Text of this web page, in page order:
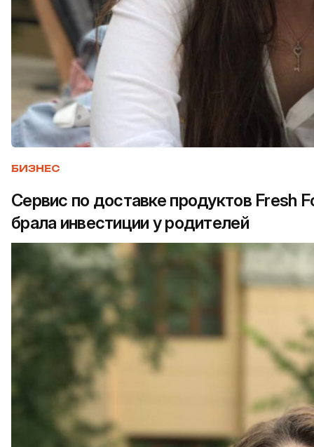
БИЗНЕС
Cервис по доставке продуктов Fresh
брала инвестиции у родителей